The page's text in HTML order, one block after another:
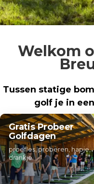
Welkom
Tussen statige
golf je in
Gratis Probeer
Golfdagen
proefles, proberen, hapje,
drankje